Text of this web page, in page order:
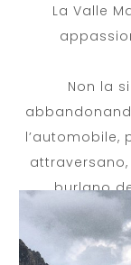
La Valle
Non la
l’automobile,
burlano
A